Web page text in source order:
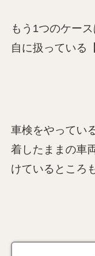
もう1つのケー
自に扱っている
車検をやってい
着したままの車
けているところ